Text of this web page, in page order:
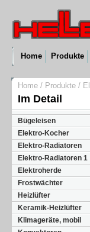
Home Produkte
Home / Produkte /
Im Detail
Bügeleisen
Elektro-Kocher
Elektro-Radiatoren
Elektro-Radiatoren 1
Elektroherde
Frostwächter
Heizlüfter
Keramik-Heizlüfter
Klimageräte, mobil